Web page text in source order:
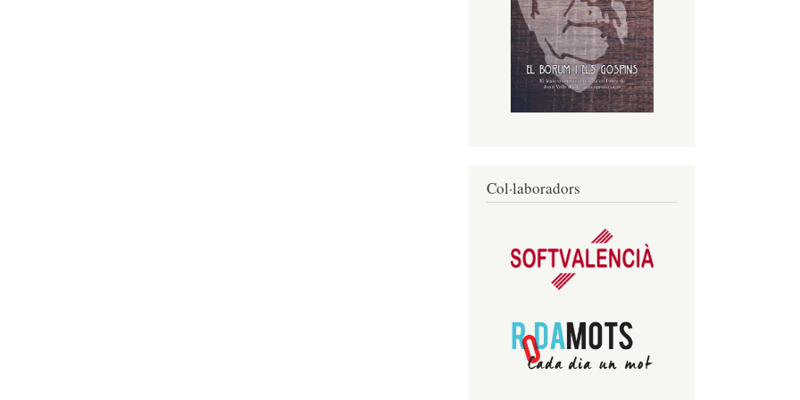
Col·laboradors